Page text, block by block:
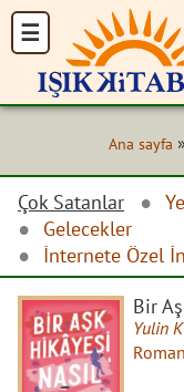
Ana sayfa »
Çok Satanlar
Gelecekler
İnternete Özel
Bir
Yulin